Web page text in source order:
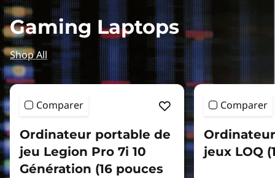
Gaming Laptops
Shop All
Comparer
Ordinateur portable de
jeu Legion Pro 7i 10
Génération (16 pouces
Comparer
jeux LOQ